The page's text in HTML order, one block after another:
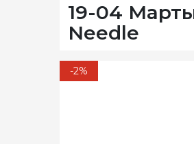
19-04
Needle
-2%